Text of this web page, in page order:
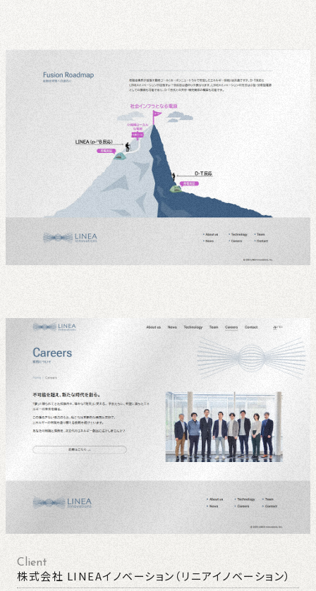
Client
株式会社 LINEAイノベーション（リニアイノベーション）